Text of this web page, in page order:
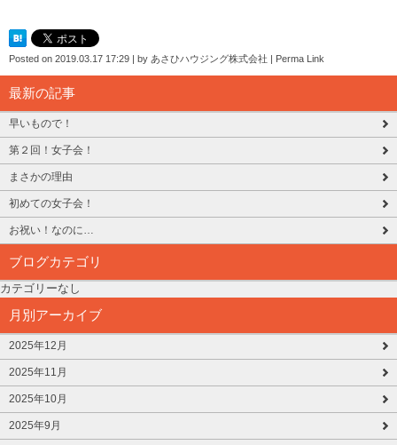
Posted on 2019.03.17 17:29 by あさひハウジング株式会社 Perma Link
最新の記事
早いもので！
第２回！女子会！
まさかの理由
初めての女子会！
お祝い！なのに…
ブログカテゴリ
カテゴリーなし
月別アーカイブ
2025年12月
2025年11月
2025年10月
2025年9月